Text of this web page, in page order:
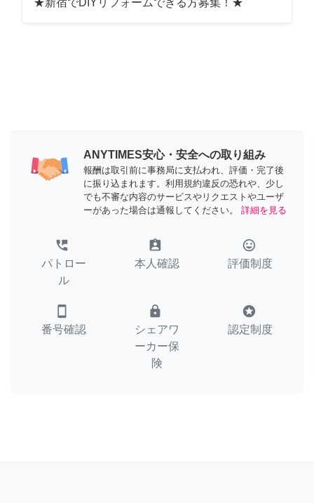
ANYTIMES安心・安全への取り組み
報酬は取引前に事務局に支払われ、評価・完了後
に振り込まれます。利用規約違反の恐れや、少し
でも不審な内容のサービスやリクエストやユーザ
ーがあった場合は通報してください。
詳細を見る
perm_phone_msg
パトロー
ル
assignment_ind
本人確認
tag_faces
評価制度
smartphone
番号確認
lock
シェアワ
ーカー保
険
stars
認定制度